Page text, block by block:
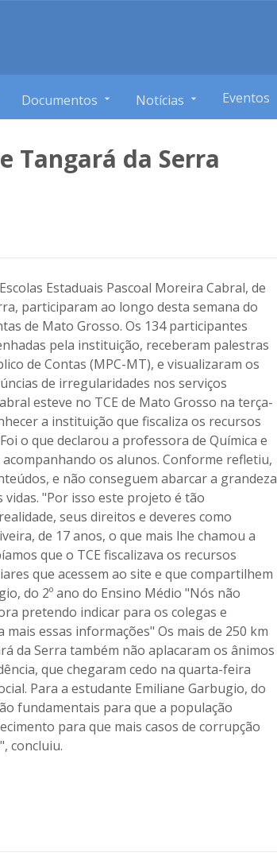
Documentos Notícias Eventos
Tangará da Serra
Estaduais Pascoal Moreira Cabral, de
participaram ao longo desta semana do
de Mato Grosso. Os 134 participantes
pela instituição, receberam palestras
de Contas (MPC-MT), e visualizaram os
de irregularidades nos serviços
esteve no TCE de Mato Grosso na terça-
a instituição que fiscaliza os recursos
o que declarou a professora de Química e
os alunos. Conforme refletiu,
e não conseguem abarcar a grandeza
"Por isso este projeto é tão
seus direitos e deveres como
de 17 anos, o que mais lhe chamou a
que o TCE fiscalizava os recursos
que acessem ao site e que compartilhem
do 2º ano do Ensino Médio "Nós não
pretendo indicar para os colegas e
essas informações" Os mais de 250 km
da Serra também não aplacaram os ânimos
que chegaram cedo na quarta-feira
Para a estudante Emiliane Garbugio, do
fundamentais para que a população
para que mais casos de corrupção
concluiu.